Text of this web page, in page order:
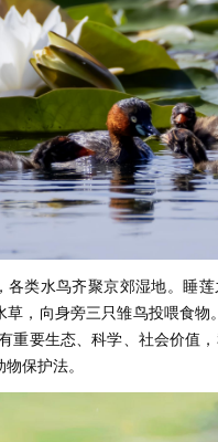
各类水鸟齐聚京郊湿地。睡
草，向身旁三只雏鸟投喂食物
重要生态、科学、社会价值
保护法。